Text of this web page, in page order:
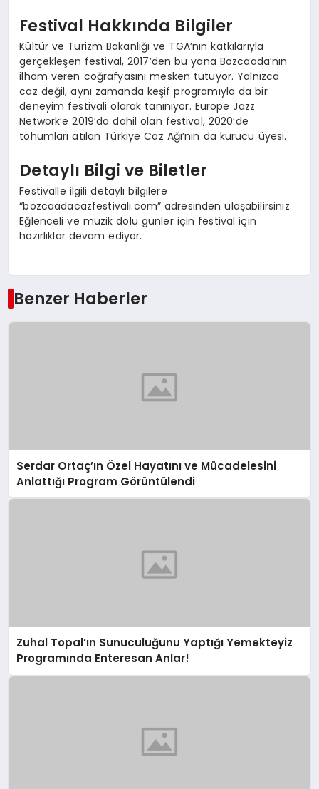
Festival Hakkında Bilgiler
Kültür ve Turizm Bakanlığı ve TGA’nın katkılarıyla
gerçekleşen festival, 2017’den bu yana Bozcaada’nın
ilham veren coğrafyasını mesken tutuyor. Yalnızca
caz değil, aynı zamanda keşif programıyla da bir
deneyim festivali olarak tanınıyor. Europe Jazz
Network’e 2019’da dahil olan festival, 2020’de
tohumları atılan Türkiye Caz Ağı’nın da kurucu üyesi.
Detaylı Bilgi ve Biletler
Festivalle ilgili detaylı bilgilere
“bozcaadacazfestivali.com” adresinden ulaşabilirsiniz.
Eğlenceli ve müzik dolu günler için festival için
hazırlıklar devam ediyor.
Benzer Haberler
Serdar Ortaç’ın Özel Hayatını ve Mücadelesini
Anlattığı Program Görüntülendi
Zuhal Topal’ın Sunuculuğunu Yaptığı Yemekteyiz
Programında Enteresan Anlar!